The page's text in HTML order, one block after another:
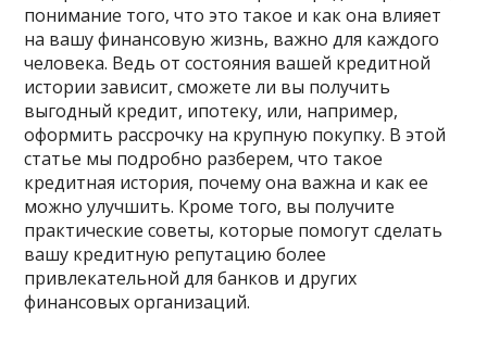
понимание того, что это такое и как она влияет
на вашу финансовую жизнь, важно для каждого
человека. Ведь от состояния вашей кредитной
истории зависит, сможете ли вы получить
выгодный кредит, ипотеку, или, например,
оформить рассрочку на крупную покупку. В этой
статье мы подробно разберем, что такое
кредитная история, почему она важна и как ее
можно улучшить. Кроме того, вы получите
практические советы, которые помогут сделать
вашу кредитную репутацию более
привлекательной для банков и других
финансовых организаций.